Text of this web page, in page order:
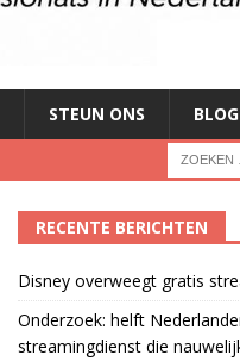
STEUN ONS
RECENTE BERICHTEN
Disney overweegt gratis
Onderzoek: helft
streamingdienst die